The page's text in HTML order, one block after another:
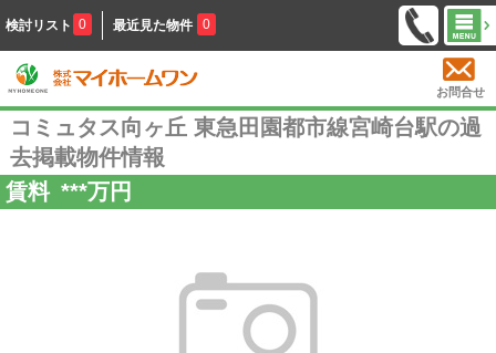
検討リスト 0 最近見た物件 0
お問合せ
コミュタス向ヶ丘 東急田園都市線宮崎台駅の過
去掲載物件情報
賃料 ***万円